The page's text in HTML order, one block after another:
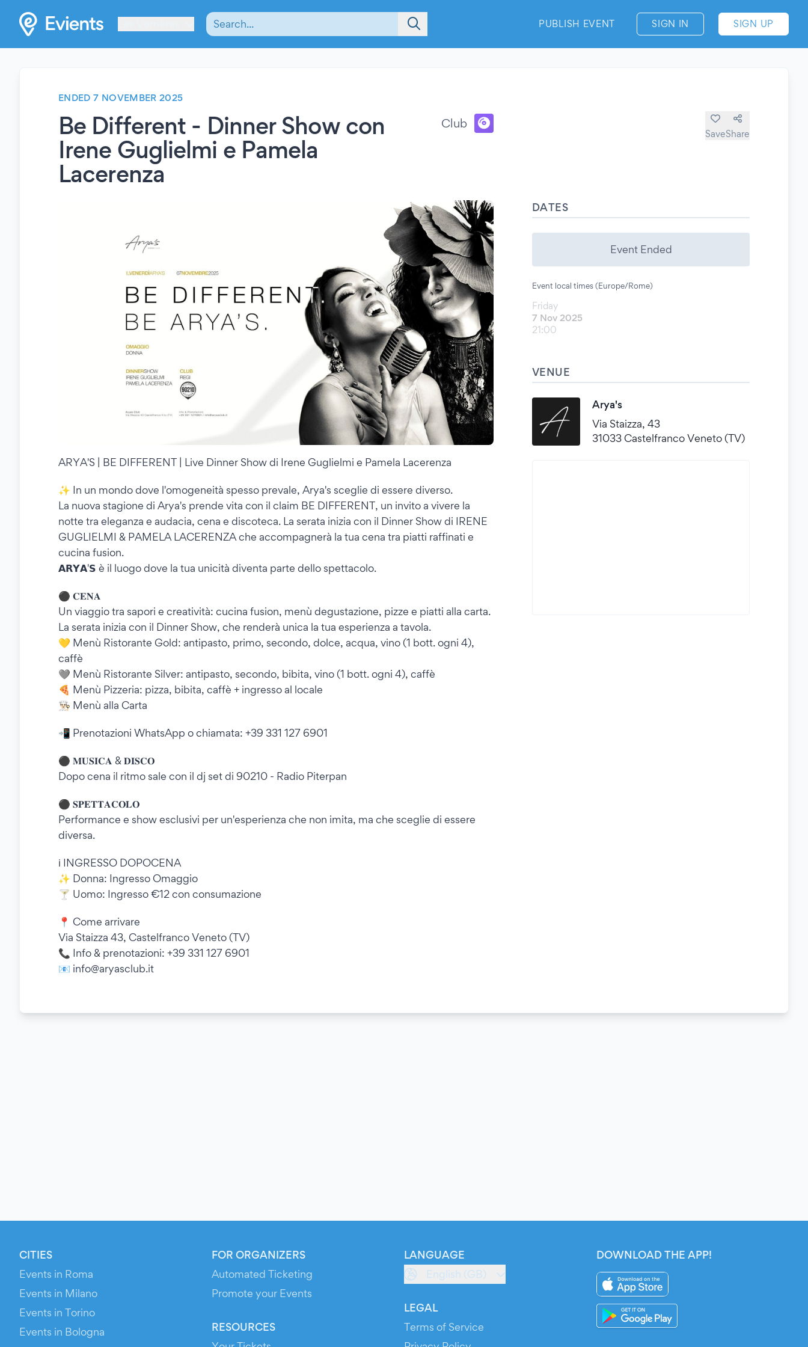
PUBLISH EVENT SIGN IN SIGN UP
ENDED 7 NOVEMBER 2025
Be Different - Dinner Show con
Irene Guglielmi e Pamela
Lacerenza
Club
SaveShare
ARYA'S | BE DIFFERENT | Live Dinner Show di Irene Guglielmi e Pamela Lacerenza
✨ In un mondo dove l'omogeneità spesso prevale, Arya's sceglie di essere diverso.
La nuova stagione di Arya's prende vita con il claim BE DIFFERENT, un invito a vivere la
notte tra eleganza e audacia, cena e discoteca. La serata inizia con il Dinner Show di IRENE
GUGLIELMI & PAMELA LACERENZA che accompagnerà la tua cena tra piatti raffinati e
cucina fusion.
𝗔𝗥𝗬𝗔'𝗦 è il luogo dove la tua unicità diventa parte dello spettacolo.
⚫️ 𝐂𝐄𝐍𝐀
Un viaggio tra sapori e creatività: cucina fusion, menù degustazione, pizze e piatti alla carta.
La serata inizia con il Dinner Show, che renderà unica la tua esperienza a tavola.
💛 Menù Ristorante Gold: antipasto, primo, secondo, dolce, acqua, vino (1 bott. ogni 4),
caffè
🩶 Menù Ristorante Silver: antipasto, secondo, bibita, vino (1 bott. ogni 4), caffè
🍕 Menù Pizzeria: pizza, bibita, caffè + ingresso al locale
👨🏻‍🍳 Menù alla Carta
📲 Prenotazioni WhatsApp o chiamata: +39 331 127 6901
⚫️ 𝐌𝐔𝐒𝐈𝐂𝐀 & 𝐃𝐈𝐒𝐂𝐎
Dopo cena il ritmo sale con il dj set di 90210 - Radio Piterpan
⚫️ 𝐒𝐏𝐄𝐓𝐓𝐀𝐂𝐎𝐋𝐎
Performance e show esclusivi per un'esperienza che non imita, ma che sceglie di essere
diversa.
ℹ️ INGRESSO DOPOCENA
✨ Donna: Ingresso Omaggio
🍸 Uomo: Ingresso €12 con consumazione
📍 Come arrivare
Via Staizza 43, Castelfranco Veneto (TV)
📞 Info & prenotazioni: +39 331 127 6901
📧 info@aryasclub.it
DATES
Event Ended
Event local times (Europe/Rome)
Friday
7 Nov 2025
21:00
VENUE
Arya's
Via Staizza, 43
31033 Castelfranco Veneto (TV)
CITIES
Events in Roma
Events in Milano
Events in Torino
Events in Bologna
FOR ORGANIZERS
Automated Ticketing
Promote your Events
RESOURCES
LANGUAGE
English (GB)
LEGAL
Terms of Service
DOWNLOAD THE APP!